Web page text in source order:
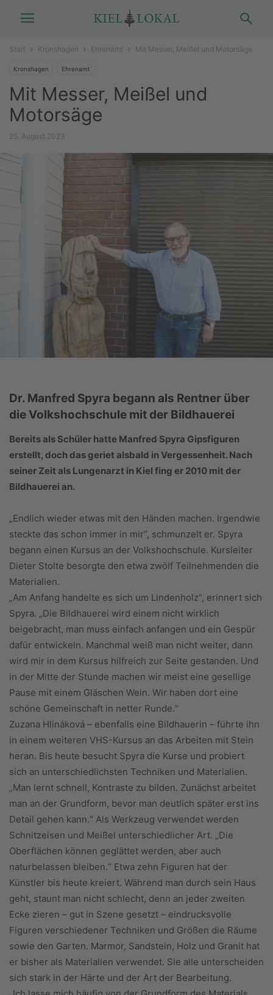
Start Kronshagen Ehrenamt Mit Messer, Meißel und Motorsäge
Kronshagen Ehrenamt
Mit Messer, Meißel und
Motorsäge
25. August 2023
Dr. Manfred Spyra begann als Rentner über
die Volkshochschule mit der Bildhauerei
Bereits als Schüler hatte Manfred Spyra Gipsfiguren
erstellt, doch das geriet alsbald in Vergessenheit. Nach
seiner Zeit als Lungenarzt in Kiel fing er 2010 mit der
Bildhauerei an.
„Endlich wieder etwas mit den Händen machen. Irgendwie
steckte das schon immer in mir“, schmunzelt er. Spyra
begann einen Kursus an der Volkshochschule. Kursleiter
Dieter Stolte besorgte den etwa zwölf Teilnehmenden die
Materialien.
„Am Anfang handelte es sich um Lindenholz“, erinnert sich
Spyra. „Die Bildhauerei wird einem nicht wirklich
beigebracht, man muss einfach anfangen und ein Gespür
dafür entwickeln. Manchmal weiß man nicht weiter, dann
wird mir in dem Kursus hilfreich zur Seite gestanden. Und
in der Mitte der Stunde machen wir meist eine gesellige
Pause mit einem Gläschen Wein. Wir haben dort eine
schöne Gemeinschaft in netter Runde.“
Zuzana Hlináková – ebenfalls eine Bildhauerin – führte ihn
in einem weiteren VHS-Kursus an das Arbeiten mit Stein
heran. Bis heute besucht Spyra die Kurse und probiert
sich an unterschiedlichsten Techniken und Materialien.
„Man lernt schnell, Kontraste zu bilden. Zunächst arbeitet
man an der Grundform, bevor man deutlich später erst ins
Detail gehen kann.“ Als Werkzeug verwendet werden
Schnitzeisen und Meißel unterschiedlicher Art. „Die
Oberflächen können geglättet werden, aber auch
naturbelassen bleiben.“ Etwa zehn Figuren hat der
Künstler bis heute kreiert. Während man durch sein Haus
geht, staunt man nicht schlecht, denn an jeder zweiten
Ecke zieren – gut in Szene gesetzt – eindrucksvolle
Figuren verschiedener Techniken und Größen die Räume
sowie den Garten. Marmor, Sandstein, Holz und Granit hat
er bisher als Materialien verwendet. Sie alle unterscheiden
sich stark in der Härte und der Art der Bearbeitung.